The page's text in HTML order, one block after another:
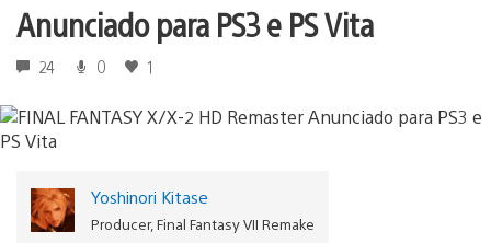
Anunciado para PS3 e PS Vita
24 0 1
Yoshinori Kitase
Producer, Final Fantasy VII Remake